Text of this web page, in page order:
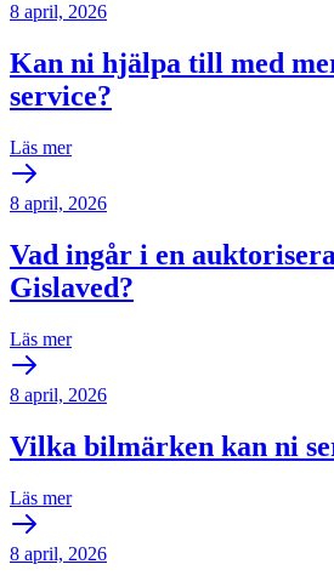
8 april, 2026
Kan ni hjälpa till med
service?
Läs mer
8 april, 2026
Vad ingår i en
Gislaved?
Läs mer
8 april, 2026
Vilka bilmärken kan ni
Läs mer
8 april, 2026